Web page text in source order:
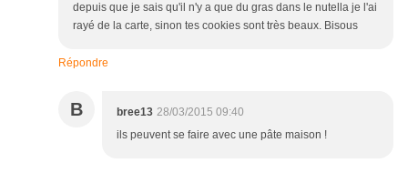
depuis que je sais qu'il n'y a que du gras dans le nutella je l'ai
rayé de la carte, sinon tes cookies sont très beaux. Bisous
Répondre
B bree13 28/03/2015 09:40
ils peuvent se faire avec une pâte maison !